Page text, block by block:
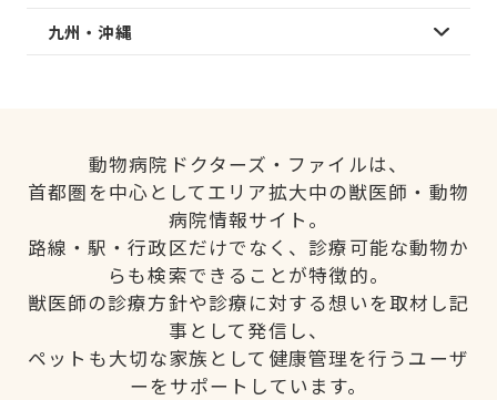
九州・沖縄
動物病院ドクターズ・ファイルは、
首都圏を中心としてエリア拡大中の獣医師・動物
病院情報サイト。
路線・駅・行政区だけでなく、診療可能な動物か
らも検索できることが特徴的。
獣医師の診療方針や診療に対する想いを取材し記
事として発信し、
ペットも大切な家族として健康管理を行うユーザ
ーをサポートしています。